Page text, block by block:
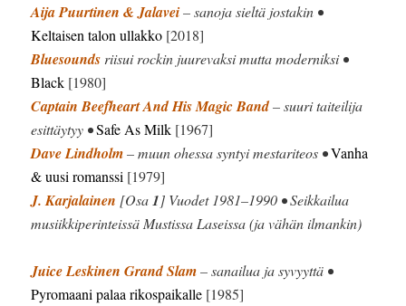
Aija Puurtinen & Jalavei– sanoja sieltä jostakin •
Keltaisen talon ullakko [2018]
Bluesounds riisui rockin juurevaksi mutta moderniksi •
Black [1980]
Captain Beefheart And His Magic Band– suuri taiteilija
esittäytyy •Safe As Milk [1967]
Dave Lindholm– muun ohessa syntyi mestariteos •Vanha
& uusi romanssi [1979]
J. Karjalainen [Osa1] Vuodet 1981–1990 • Seikkailua
musiikkiperinteissä Mustissa Laseissa (ja vähän ilmankin)
Juice Leskinen Grand Slam– sanailua ja syvyyttä •
Pyromaani palaa rikospaikalle [1985]